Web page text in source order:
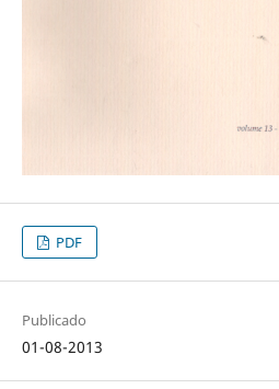
PDF
Publicado
01-08-2013